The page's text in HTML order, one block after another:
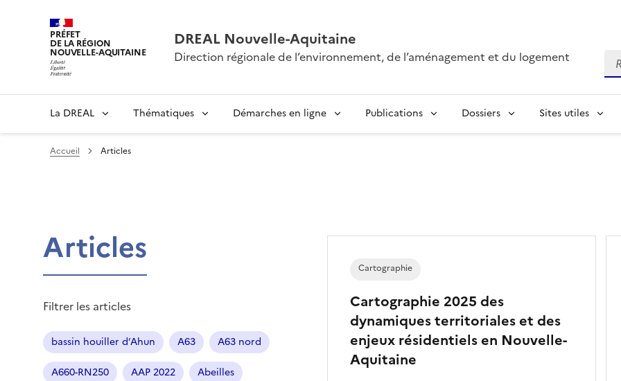
PRÉFET
DE LA RÉGION
NOUVELLE-AQUITAINE
DREAL Nouvelle-Aquitaine
Direction régionale de l’environnement, de l’aménagement et du logement
La DREAL Thématiques Démarches en ligne Publications Dossiers Sites utiles
Accueil Articles
Articles
Filtrer les articles
bassin houiller d’Ahun A63 A63 nord
A660-RN250 AAP 2022 Abeilles
Cartographie 2025 des
dynamiques territoriales et des
enjeux résidentiels en Nouvelle-
Aquitaine
Cartographie